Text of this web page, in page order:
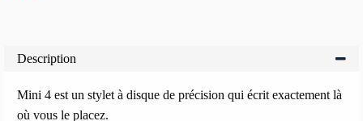
Description
Mini 4 est un stylet à disque de précision qui écrit exactement là
où vous le placez.